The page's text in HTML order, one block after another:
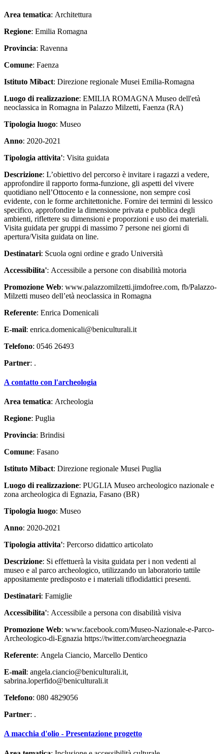
Area tematica: Architettura
Regione: Emilia Romagna
Provincia: Ravenna
Comune: Faenza
Istituto Mibact: Direzione regionale Musei Emilia-Romagna
Luogo di realizzazione: EMILIA ROMAGNA Museo dell'età
neoclassica in Romagna in Palazzo Milzetti, Faenza (RA)
Tipologia luogo: Museo
Anno: 2020-2021
Tipologia attivita': Visita guidata
Descrizione: L’obiettivo del percorso è invitare i ragazzi a vedere,
approfondire il rapporto forma-funzione, gli aspetti del vivere
quotidiano nell’Ottocento e la connessione, non sempre così
evidente, con le forme architettoniche. Fornire dei termini di lessico
specifico, approfondire la dimensione privata e pubblica degli
ambienti, riflettere su dimensioni e proporzioni e uso dei materiali.
Visita guidata per gruppi di massimo 7 persone nei giorni di
apertura/Visita guidata on line.
Destinatari: Scuola ogni ordine e grado Università
Accessibilita': Accessibile a persone con disabilità motoria
Promozione Web: www.palazzomilzetti.jimdofree.com, fb/Palazzo-
Milzetti museo dell’età neoclassica in Romagna
Referente: Enrica Domenicali
E-mail: enrica.domenicali@beniculturali.it
Telefono: 0546 26493
Partner: .
A contatto con l'archeologia
Area tematica: Archeologia
Regione: Puglia
Provincia: Brindisi
Comune: Fasano
Istituto Mibact: Direzione regionale Musei Puglia
Luogo di realizzazione: PUGLIA Museo archeologico nazionale e
zona archeologica di Egnazia, Fasano (BR)
Tipologia luogo: Museo
Anno: 2020-2021
Tipologia attivita': Percorso didattico articolato
Descrizione: Si effettuerà la visita guidata per i non vedenti al
museo e al parco archeologico, utilizzando un laboratorio tattile
appositamente predisposto e i materiali tiflodidattici presenti.
Destinatari: Famiglie
Accessibilita': Accessibile a persona con disabilità visiva
Promozione Web: www.facebook.com/Museo-Nazionale-e-Parco-
Archeologico-di-Egnazia https://twitter.com/archeoegnazia
Referente: Angela Ciancio, Marcello Dentico
E-mail: angela.ciancio@beniculturali.it,
sabrina.loperfido@beniculturali.it
Telefono: 080 4829056
Partner: .
A macchia d'olio - Presentazione progetto